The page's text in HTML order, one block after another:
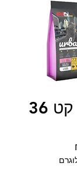
מבצע אורבן קט 36